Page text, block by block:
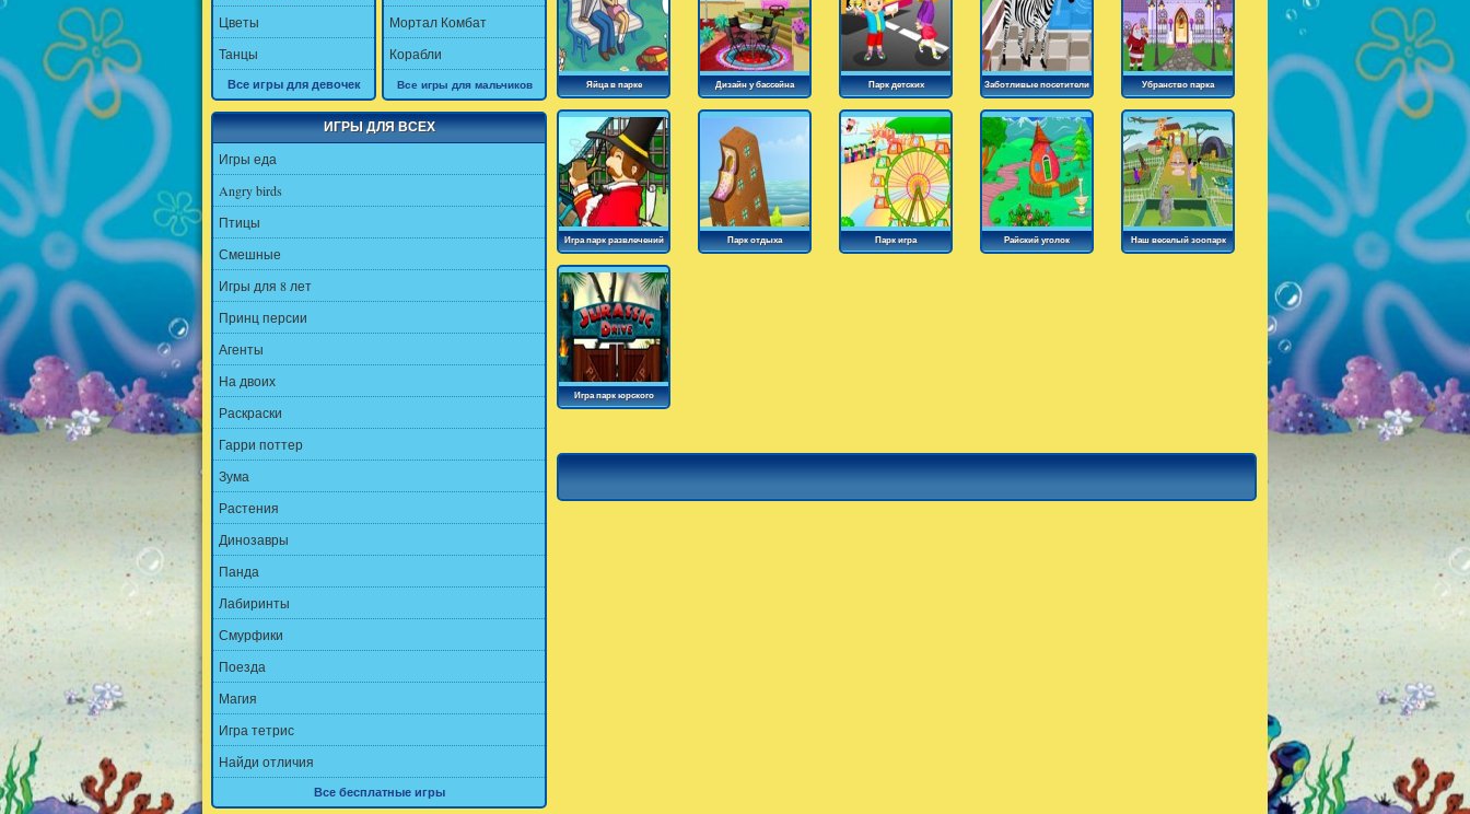
Цветы
Танцы
Все игры для девочек
Мортал Комбат
Корабли
Все игры для мальчиков
ИГРЫ ДЛЯ ВСЕХ
Игры еда
Angry birds
Птицы
Смешные
Игры для 8 лет
Принц персии
Агенты
На двоих
Раскраски
Гарри поттер
Зума
Растения
Динозавры
Панда
Лабиринты
Смурфики
Поезда
Магия
Игра тетрис
Найди отличия
Все бесплатные игры
Яйца в парке Дизайн у бассейна
Парк детских
Заботливые посетители
Убранство парка
Игра парк развлечений Парк отдыха Парк игра Райский уголок Наш веселый зоопарк
Игра парк юрского